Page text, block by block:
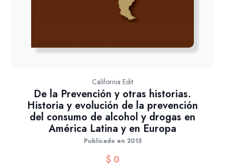
California Edit
De la Prevención y otras historias.
Historia y evolución de la prevención
del consumo de alcohol y drogas en
América Latina y en Europa
Publicado en 2015
$0